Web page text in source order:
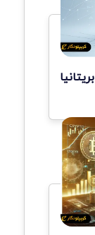
گواهینامه ISO BNB Chain از BSI بریتانیا